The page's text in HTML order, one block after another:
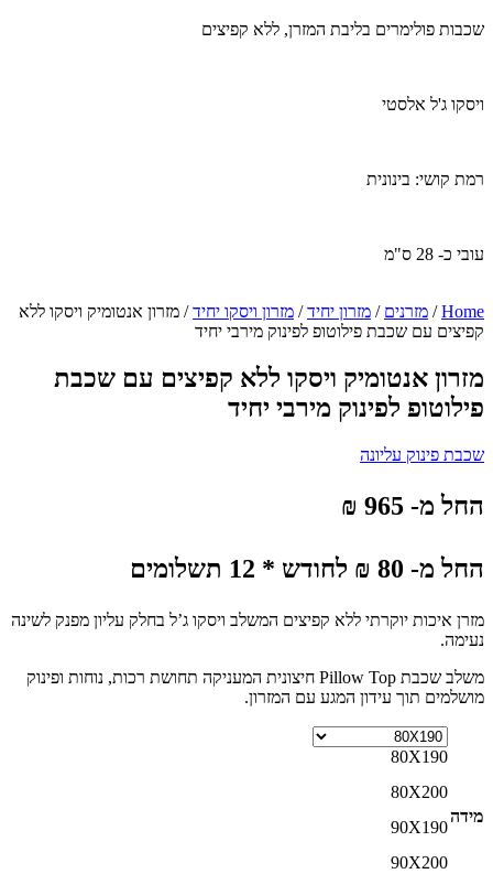
שכבות פולימרים בליבת המזרן, ללא קפיצים
ויסקו ג'ל אלסטי
רמת קושי: בינונית
עובי כ- 28 ס"מ
Home
/ מזרנים / מזרון יחיד/ מזרון ויסקו יחיד/ מזרון אנטומיק ויסקו ללא
קפיצים עם שכבת פילוטופ לפינוק מירבי יחיד
מזרון אנטומיק ויסקו ללא קפיצים עם שכבת
פילוטופ לפינוק מירבי יחיד
שכבת פינוק עליונה
החל מ- 965 ₪
החל מ- 80 ₪ לחודש * 12 תשלומים
מזרן איכות יוקרתי ללא קפיצים המשלב ויסקו ג’ל בחלק עליון מפנק לשינה
נעימה.
משלב שכבת Pillow Top חיצונית המעניקה תחושת רכות, נוחות ופינוק
מושלמים תוך עידון המגע עם המזרון.
מידה
80X190
80X200
90X190
90X200